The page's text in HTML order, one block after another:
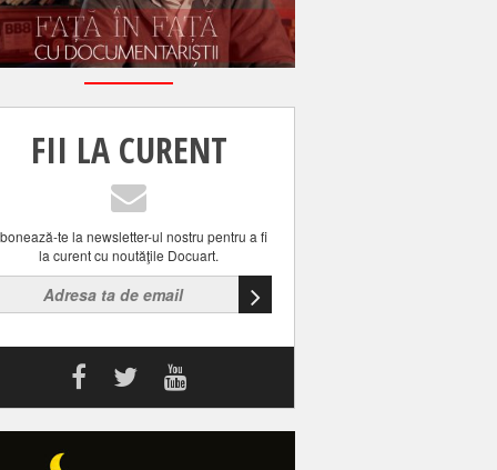
FII LA CURENT
te la newsletter-ul nostru pentru a fi
la curent cu noutăţile Docuart.